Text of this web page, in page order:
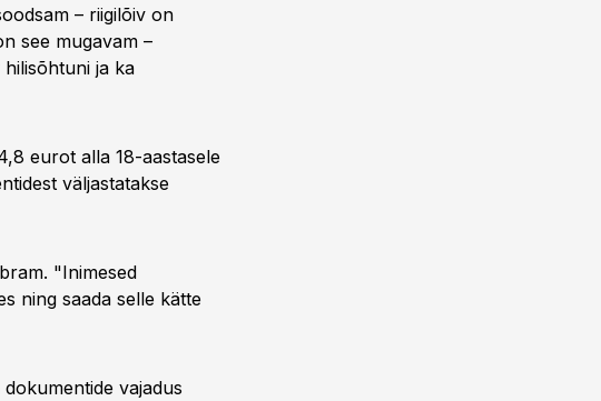
– riigilõiv on
see mugavam –
ja ka
eurot alla 18-aastasele
väljastatakse
"Inimesed
ning saada selle kätte
vajadus